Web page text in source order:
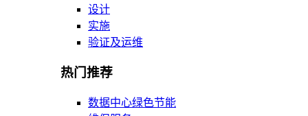
设计
实施
验证及运维
热门推荐
数据中心绿色节能